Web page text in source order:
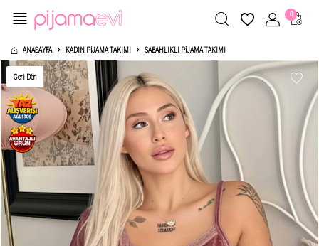
0
ANASAYFA KADIN PIJAMA TAKIMI SABAHLIKLI PIJAMA TAKIMI
Geri Dön